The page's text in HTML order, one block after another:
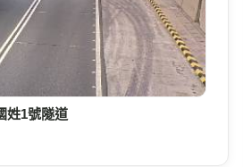
姓1號隧道